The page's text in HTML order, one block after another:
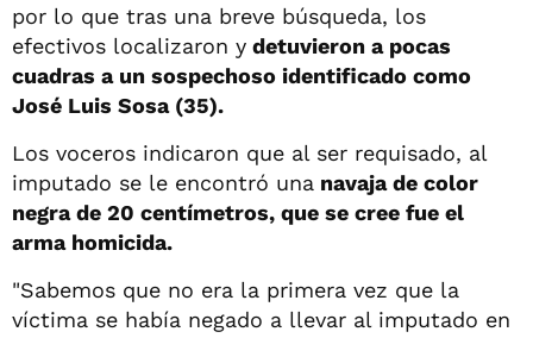
por lo que tras una breve búsqueda, los
efectivos localizaron y detuvieron a pocas
cuadras a un sospechoso identificado como
José Luis Sosa (35).
Los voceros indicaron que al ser requisado, al
imputado se le encontró una navaja de color
negra de 20 centímetros, que se cree fue el
arma homicida.
"Sabemos que no era la primera vez que la
víctima se había negado a llevar al imputado en